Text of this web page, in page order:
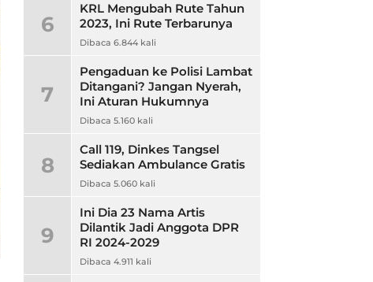
6
KRL Mengubah Rute Tahun
2023, Ini Rute Terbarunya
Dibaca 6.844 kali
7
Pengaduan ke Polisi Lambat
Ditangani? Jangan Nyerah,
Ini Aturan Hukumnya
Dibaca 5.160 kali
8
Call 119, Dinkes Tangsel
Sediakan Ambulance Gratis
Dibaca 5.060 kali
9
Ini Dia 23 Nama Artis
Dilantik Jadi Anggota DPR
RI 2024-2029
Dibaca 4.911 kali